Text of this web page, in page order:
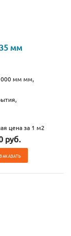
мм
мм мм,
цена за 1 м2
руб.
ЗАКАЗАТЬ